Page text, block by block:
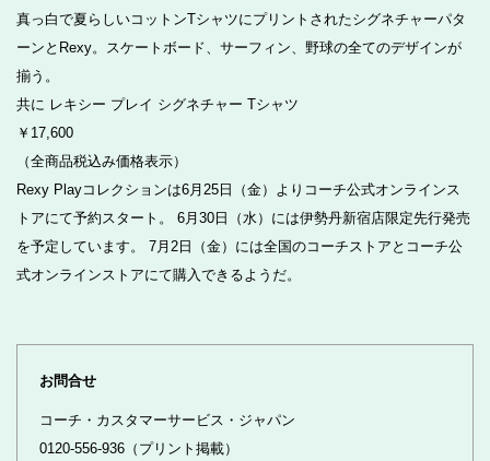
真っ白で夏らしいコットンTシャツにプリントされたシグネチャーパタ
ーンとRexy。スケートボード、サーフィン、野球の全てのデザインが
揃う。
共に レキシー プレイ シグネチャー Tシャツ
￥17,600
（全商品税込み価格表示）
Rexy Playコレクションは6月25日（金）よりコーチ公式オンラインス
トアにて予約スタート。 6月30日（水）には伊勢丹新宿店限定先行発売
を予定しています。 7月2日（金）には全国のコーチストアとコーチ公
式オンラインストアにて購入できるようだ。
お問合せ
コーチ・カスタマーサービス・ジャパン
0120-556-936（プリント掲載）